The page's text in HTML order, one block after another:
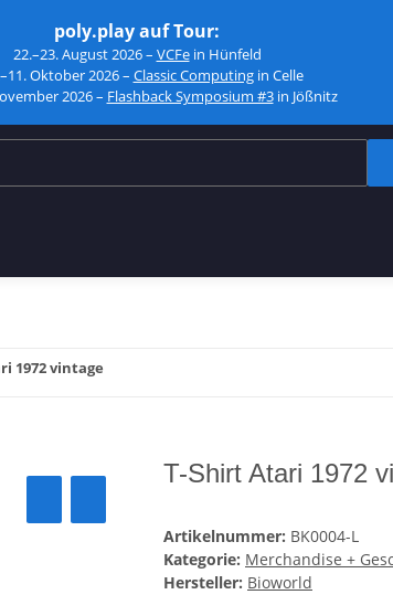
poly.play auf Tour:
22.–23. August 2026 – VCFein Hünfeld
Oktober 2026 – Classic Computingin Celle
2026 – Flashback Symposium #3in Jößnitz
1972 vintage
T-Shirt Atari 1972
Artikelnummer: BK0004-L
Kategorie: Merchandise +
Hersteller: Bioworld